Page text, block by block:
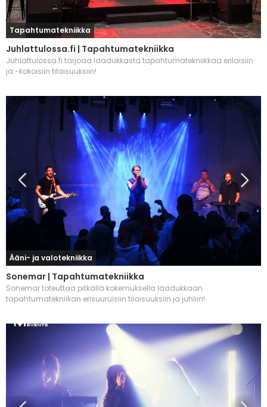
Tapahtumatekniikka
Juhlattulossa.fi | Tapahtumatekniikka
Juhlattulossa.fi tarjoaa laadukkasta tapahtumatekniikkaa erilaisiin
ja -kokoisiin tilaisuuksiin!
Ääni- ja valotekniikka
Sonemar | Tapahtumatekniikka
Sonemar toteuttaa pitkällä kokemuksella laadukkaan
tapahtumatekniikan erisuuruisiin tilaisuuksiin ja juhliin!